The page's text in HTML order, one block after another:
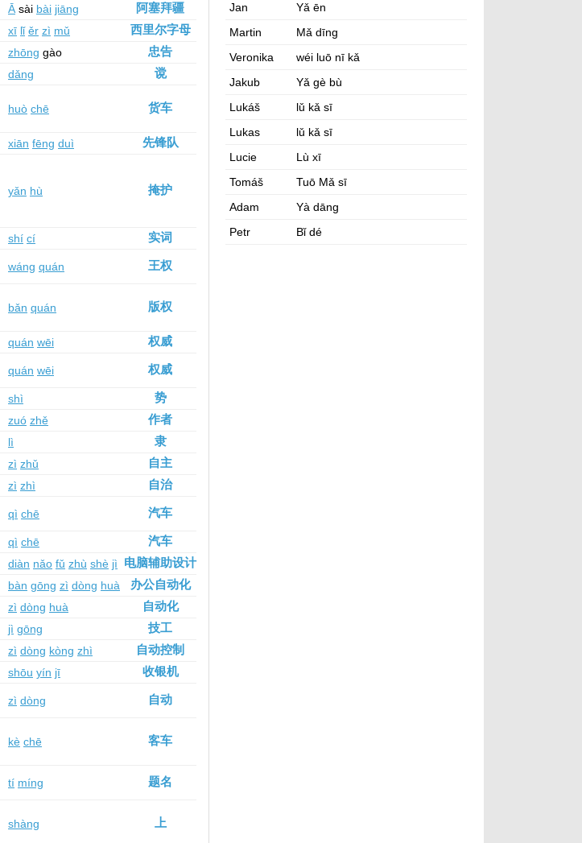
Ā sài bài jiāng 阿塞拜疆
xī lǐ ěr zì mǔ 西里尔字母
zhōng gào 忠告
dǎng 谠
huò chē 货车
xiān fēng duì 先锋队
yǎn hù 掩护
shí cí 实词
wáng quán 王权
bǎn quán 版权
quán wēi 权威
quán wēi 权威
shì 势
zuó zhě 作者
lì 隶
zì zhǔ 自主
zì zhì 自治
qì chē 汽车
qì chē 汽车
diàn nǎo fǔ zhù shè jì 电脑辅助设计
bàn gōng zì dòng huà 办公自动化
zì dòng huà 自动化
jì gōng 技工
zì dòng kòng zhì 自动控制
shōu yín jī 收银机
zì dòng 自动
kè chē 客车
tí míng 题名
shàng 上
Jan
Yǎ ēn
Martin
Mǎ dīng
Veronika
wéi luō nī kǎ
Jakub
Yǎ gè bù
Lukáš
lǔ kǎ sī
Lukas
lǔ kǎ sī
Lucie
Lù xī
Tomáš
Tuō Mǎ sī
Adam
Yà dāng
Petr
Bǐ dé